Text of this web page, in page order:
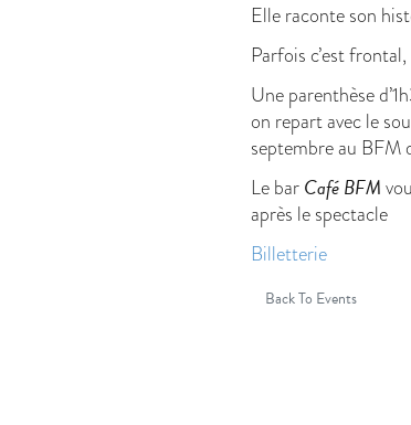
Elle raconte son
Parfois c’est
Une parenthèse
on repart avec le
septembre au BFM
Le bar Café BFM
après le spectacle
Billetterie
Back To Events